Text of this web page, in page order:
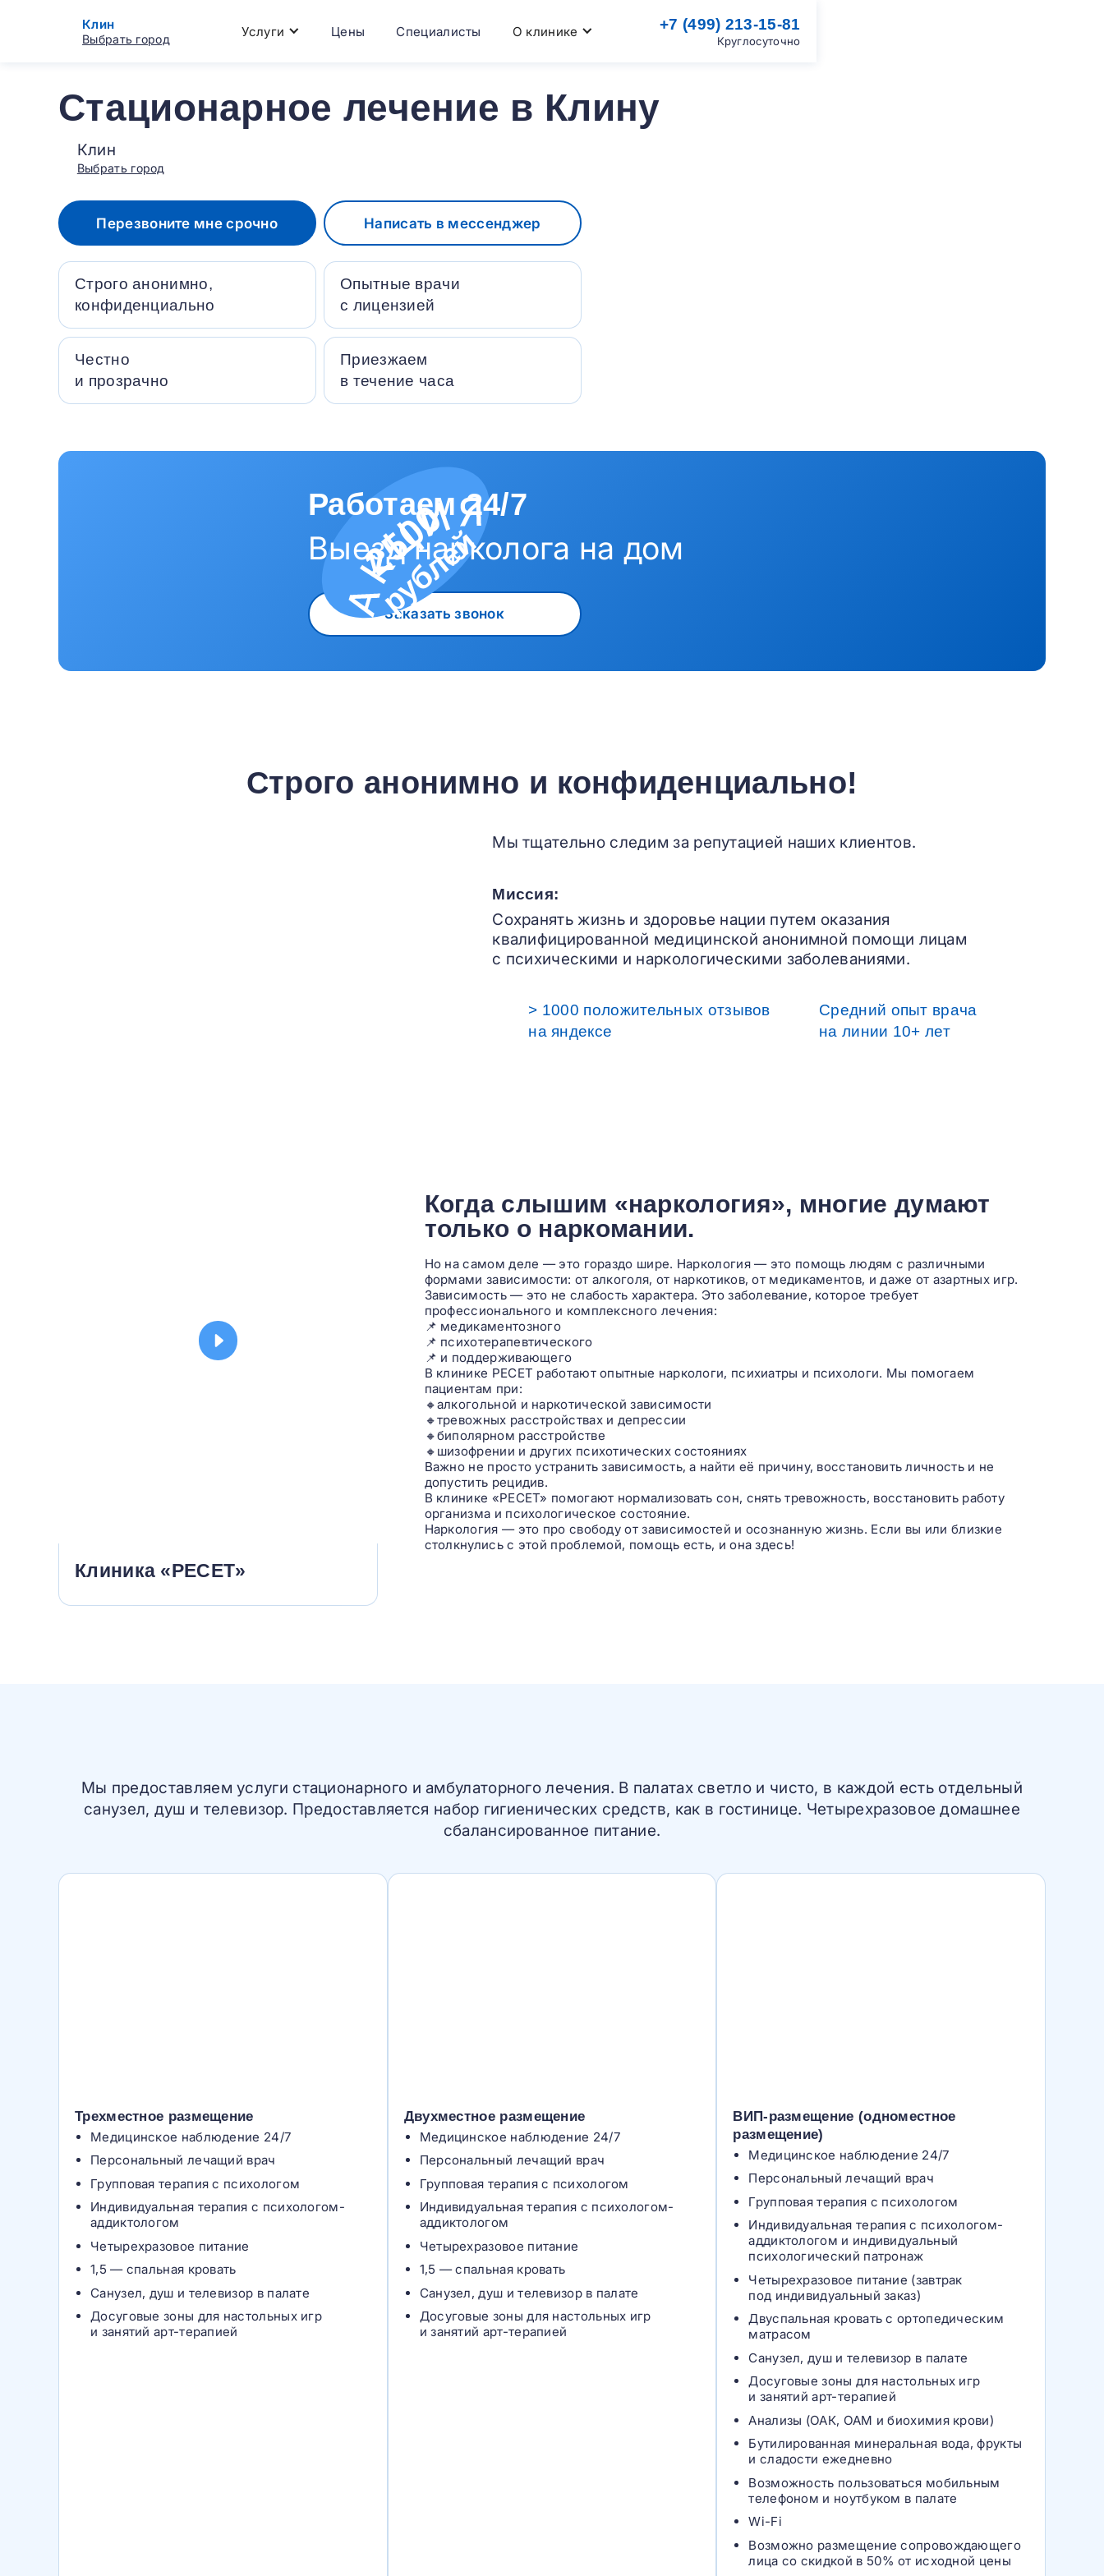
Клин
Выбрать город Услуги Цены Специалисты О клинике +7 (499) 213-15-81
Круглосуточно
Стационарное лечение в Клину
Клин
Выбрать город
Перезвоните мне срочно Написать в мессенджер
Строго анонимно,
конфиденциально
Опытные врачи
с лицензией
Честно
и прозрачно
Приезжаем
в течение часа
2500
рублей
Работаем 24/7
Выезд нарколога на дом
Заказать звонок
Строго анонимно и конфиденциально!
Мы тщательно следим за репутацией наших клиентов.
Миссия:
Сохранять жизнь и здоровье нации путем оказания
квалифицированной медицинской анонимной помощи лицам
с психическими и наркологическими заболеваниями.
> 1000 положительных отзывов
на яндексе
Средний опыт врача
на линии 10+ лет
Клиника «РЕСЕТ»
Когда слышим «наркология», многие думают
только о наркомании.
Но на самом деле — это гораздо шире. Наркология — это помощь людям с различными
формами зависимости: от алкоголя, от наркотиков, от медикаментов, и даже от азартных игр.
Зависимость — это не слабость характера. Это заболевание, которое требует
профессионального и комплексного лечения:
📌 медикаментозного
📌 психотерапевтического
📌 и поддерживающего
В клинике РЕСЕТ работают опытные наркологи, психиатры и психологи. Мы помогаем
пациентам при:
🔸алкогольной и наркотической зависимости
🔸тревожных расстройствах и депрессии
🔸биполярном расстройстве
🔸шизофрении и других психотических состояниях
Важно не просто устранить зависимость, а найти её причину, восстановить личность и не
допустить рецидив.
В клинике «РЕСЕТ» помогают нормализовать сон, снять тревожность, восстановить работу
организма и психологическое состояние.
Наркология — это про свободу от зависимостей и осознанную жизнь. Если вы или близкие
столкнулись с этой проблемой, помощь есть, и она здесь!
Мы предоставляем услуги стационарного и амбулаторного лечения. В палатах светло и чисто, в каждой есть отдельный
санузел, душ и телевизор. Предоставляется набор гигиенических средств, как в гостинице. Четырехразовое домашнее
сбалансированное питание.
Трехместное размещение
Медицинское наблюдение 24/7
Персональный лечащий врач
Групповая терапия с психологом
Индивидуальная терапия с психологом-
аддиктологом
Четырехразовое питание
1,5 — спальная кровать
Санузел, душ и телевизор в палате
Досуговые зоны для настольных игр
и занятий арт-терапией
Двухместное размещение
Медицинское наблюдение 24/7
Персональный лечащий врач
Групповая терапия с психологом
Индивидуальная терапия с психологом-
аддиктологом
Четырехразовое питание
1,5 — спальная кровать
Санузел, душ и телевизор в палате
Досуговые зоны для настольных игр
и занятий арт-терапией
ВИП-размещение (одноместное
размещение)
Медицинское наблюдение 24/7
Персональный лечащий врач
Групповая терапия с психологом
Индивидуальная терапия с психологом-
аддиктологом и индивидуальный
психологический патронаж
Четырехразовое питание (завтрак
под индивидуальный заказ)
Двуспальная кровать с ортопедическим
матрасом
Санузел, душ и телевизор в палате
Досуговые зоны для настольных игр
и занятий арт-терапией
Анализы (ОАК, ОАМ и биохимия крови)
Бутилированная минеральная вода, фрукты
и сладости ежедневно
Возможность пользоваться мобильным
телефоном и ноутбуком в палате
Wi-Fi
Возможно размещение сопровождающего
лица со скидкой в 50% от исходной цены